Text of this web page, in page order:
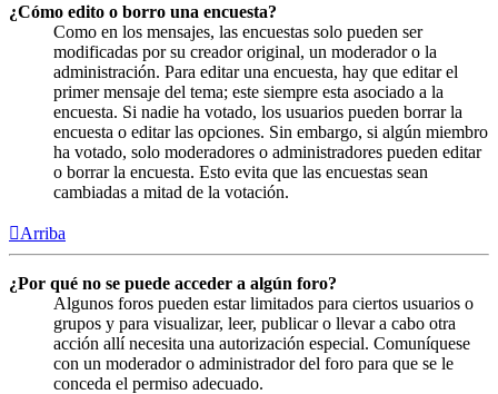
¿Cómo edito o borro una encuesta?
Como en los mensajes, las encuestas solo pueden ser
modificadas por su creador original, un moderador o la
administración. Para editar una encuesta, hay que editar el
primer mensaje del tema; este siempre esta asociado a la
encuesta. Si nadie ha votado, los usuarios pueden borrar la
encuesta o editar las opciones. Sin embargo, si algún miembro
ha votado, solo moderadores o administradores pueden editar
o borrar la encuesta. Esto evita que las encuestas sean
cambiadas a mitad de la votación.
Arriba
¿Por qué no se puede acceder a algún foro?
Algunos foros pueden estar limitados para ciertos usuarios o
grupos y para visualizar, leer, publicar o llevar a cabo otra
acción allí necesita una autorización especial. Comuníquese
con un moderador o administrador del foro para que se le
conceda el permiso adecuado.